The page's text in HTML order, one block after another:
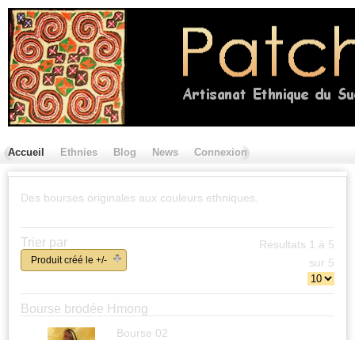
Accueil Ethnies Blog News Connexion
Des bourses originales aux couleurs ethniques.
Trier par
Produit créé le +/-
Résultats 1 à 5
sur 5
Bourse brodée Hmong
Bourse 02